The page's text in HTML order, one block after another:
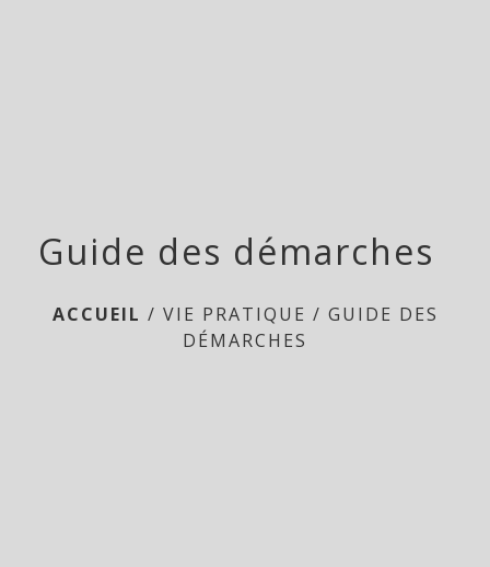
Guide des démarches
ACCUEIL / VIE PRATIQUE / GUIDE DES
DÉMARCHES